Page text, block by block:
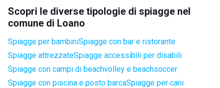
Scopri le diverse tipologie di spiagge nel
comune di Loano
Spiagge per bambiniSpiagge con bar e ristorante
Spiagge attrezzateSpiagge accessibili per disabili
Spiagge con campi di beachvolley e beachsoccer
Spiagge con piscina e posto barcaSpiagge per cani